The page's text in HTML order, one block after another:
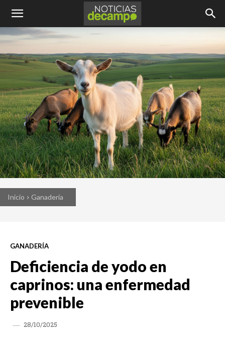
Inicio Ganadería
GANADERÍA
Deficiencia de yodo en
caprinos: una enfermedad
prevenible
28/10/2025